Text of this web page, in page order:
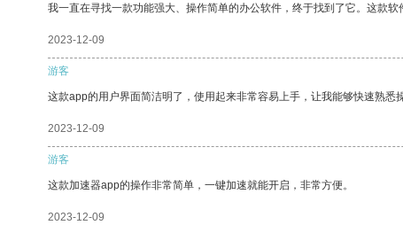
我一直在寻找一款功能强大、操作简单的办公软件，终于找到了它。这款
2023-12-09
游客
这款app的用户界面简洁明了，使用起来非常容易上手，让我能够快速熟悉操
2023-12-09
游客
这款加速器app的操作非常简单，一键加速就能开启，非常方便。
2023-12-09